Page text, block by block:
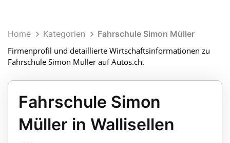
Home Kategorien
Fahrschule Simon Müller
Firmenprofil und detaillierte Wirtschaftsinformationen zu
Fahrschule Simon Müller auf Autos.ch.
Fahrschule Simon
Müller in Wallisellen